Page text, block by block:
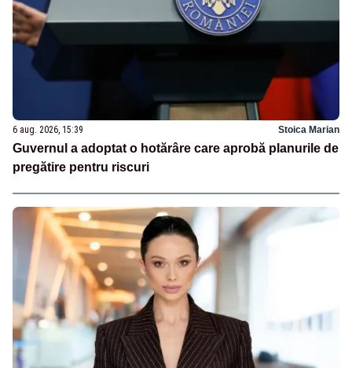
6 aug. 2026, 15:39 Stoica Marian
Guvernul a adoptat o hotărâre care aprobă planurile de
pregătire pentru riscuri